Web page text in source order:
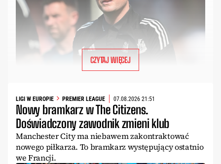
CZYTAJ WIĘCEJ
LIGI W EUROPIE PREMIER LEAGUE 07.08.2026 21:51
Nowy bramkarz w The Citizens.
Doświadczony zawodnik zmieni klub
Manchester City ma niebawem zakontraktować
nowego piłkarza. To bramkarz występujący ostatnio
we Francji.